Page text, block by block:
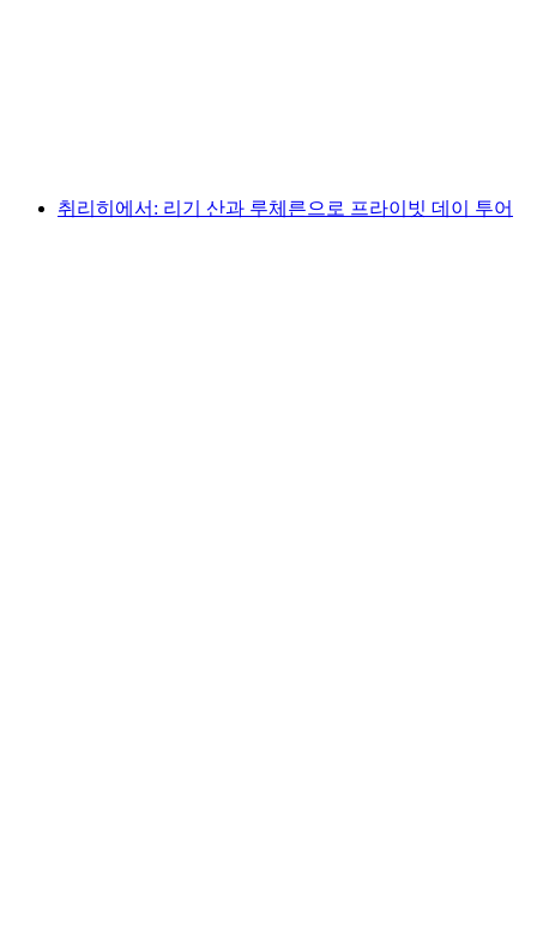
취리히에서: 리기 산과 루체른으로 프라이빗 데이 투어